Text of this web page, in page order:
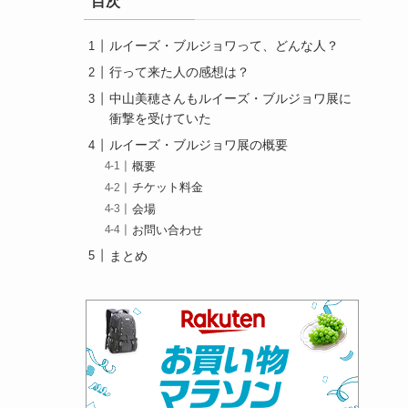
ルイーズ・ブルジョワって、どんな人？
行って来た人の感想は？
中山美穂さんもルイーズ・ブルジョワ展に
衝撃を受けていた
ルイーズ・ブルジョワ展の概要
概要
チケット料金
会場
お問い合わせ
まとめ